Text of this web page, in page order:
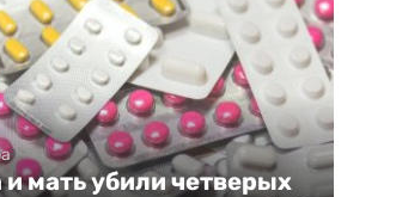
мать убили четверых